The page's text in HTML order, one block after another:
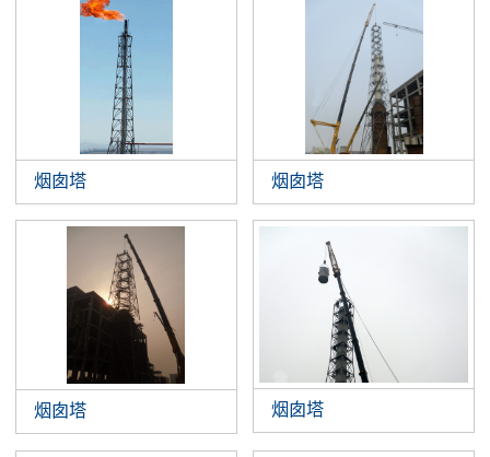
烟囱塔 烟囱塔
烟囱塔 烟囱塔